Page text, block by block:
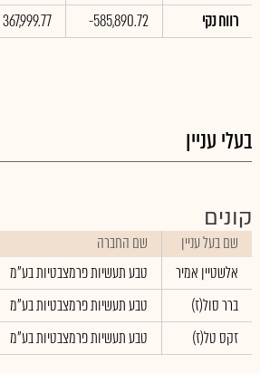
רווח נקי
-585,890.72
367,999.77
בעלי עניין
קונים
שם בעל עניין שם החברה
אלשטיין אמיר
טבע תעשיות פרמצבטיות בע"מ
ברר סול(ז)
טבע תעשיות פרמצבטיות בע"מ
זקס טל(ז)
טבע תעשיות פרמצבטיות בע"מ